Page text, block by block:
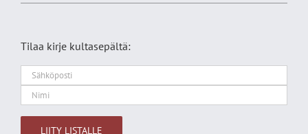
Tilaa kirje kultasepältä: